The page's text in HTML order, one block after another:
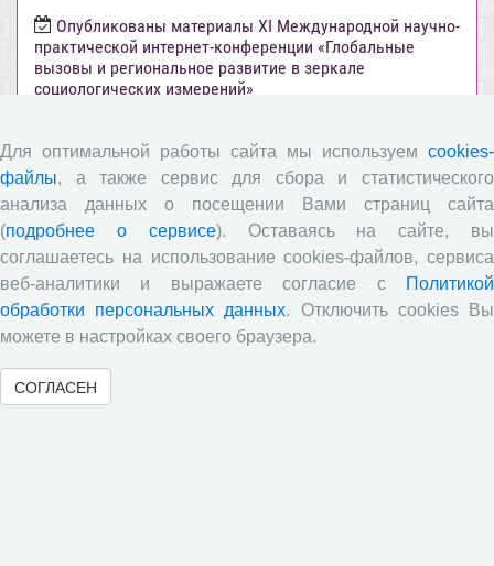
Опубликованы материалы XI Международной научно-
практической интернет-конференции «Глобальные
вызовы и региональное развитие в зеркале
социологических измерений»
аналитического бюллетеня «Эффективность
государственного управления в оценках населения»,
посвященный результатам социологического опроса
жителей Вологодской области в июне 2026 года
Развитие академической науки в регионе: круглый
стол с участием представителей Санкт‑Петербурга и
Вологодской области
Объявления
Для оптимальной работы сайта мы используем cookies-
файлы, а также сервис для сбора и статистического
анализа данных о посещении Вами страниц сайта
(подробнее о сервисе). Оставаясь на сайте, вы
соглашаетесь на использование cookies-файлов, сервиса
веб-аналитики и выражаете согласие с
Политикой
обработки персональных данных. Отключить cookies Вы
можете в настройках своего браузера.
СОГЛАСЕН